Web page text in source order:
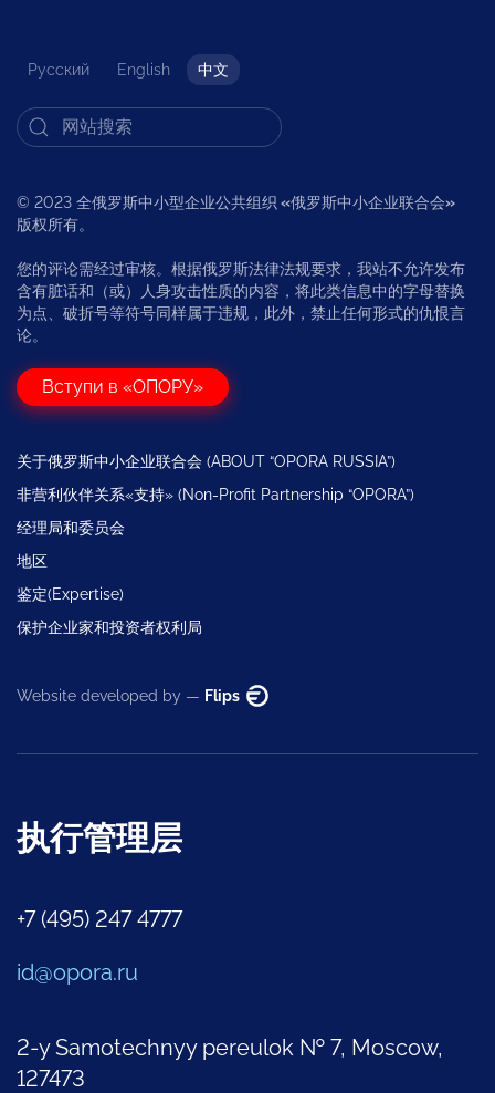
Русский English 中文
© 2023 全俄罗斯中小型企业公共组织 «俄罗斯中小企业联合会»
版权所有。
您的评论需经过审核。根据俄罗斯法律法规要求，我站不允许发布
含有脏话和（或）人身攻击性质的内容，将此类信息中的字母替换
为点、破折号等符号同样属于违规，此外，禁止任何形式的仇恨言
论。
Вступи в «ОПОРУ»
关于俄罗斯中小企业联合会 (ABOUT “OPORA RUSSIA”)
非营利伙伴关系«支持» (Non-Profit Partnership “OPORA”)
经理局和委员会
地区
鉴定(Expertise)
保护企业家和投资者权利局
Website developed by — Flips
执行管理层
+7 (495) 247 4777
id@opora.ru
2-y Samotechnyy pereulok № 7, Moscow,
127473